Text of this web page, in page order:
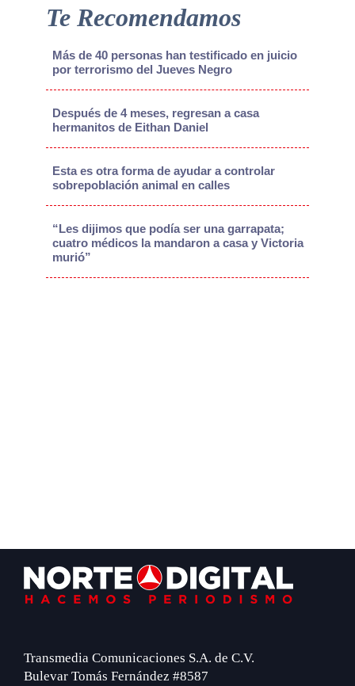
Te Recomendamos
Más de 40 personas han testificado en juicio
por terrorismo del Jueves Negro
Después de 4 meses, regresan a casa
hermanitos de Eithan Daniel
Esta es otra forma de ayudar a controlar
sobrepoblación animal en calles
“Les dijimos que podía ser una garrapata;
cuatro médicos la mandaron a casa y Victoria
murió”
Footer
Transmedia Comunicaciones S.A. de C.V.
Bulevar Tomás Fernández #8587